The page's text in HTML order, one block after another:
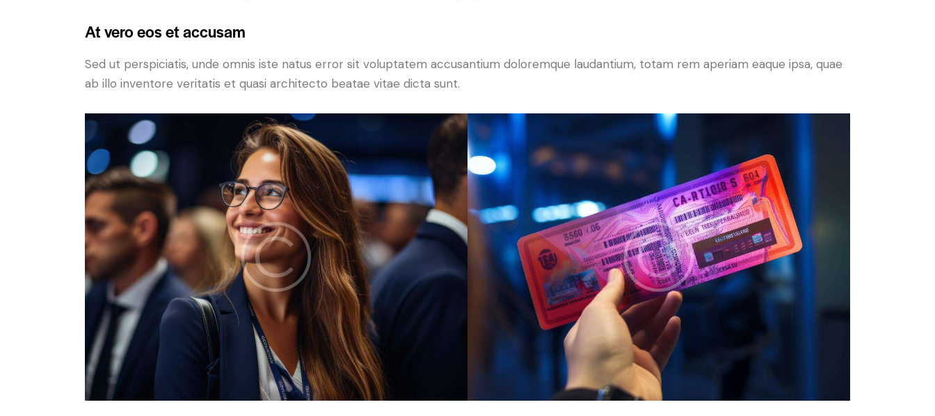
At vero eos et accusam
Sed ut perspiciatis, unde omnis iste natus error sit voluptatem accusantium doloremque laudantium, totam rem aperiam eaque ipsa, quae
ab illo inventore veritatis et quasi architecto beatae vitae dicta sunt.